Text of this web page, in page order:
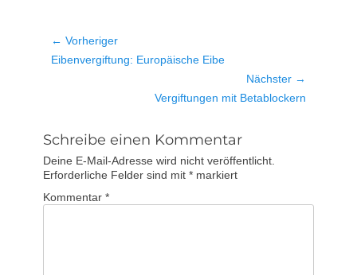
Beitragsnavigation
← Vorheriger
Vorheriger
Eibenvergiftung: Europäische Eibe
Nächster →
Vergiftungen mit Betablockern
Schreibe einen Kommentar
Deine E-Mail-Adresse wird nicht veröffentlicht.
Erforderliche Felder sind mit * markiert
Kommentar *